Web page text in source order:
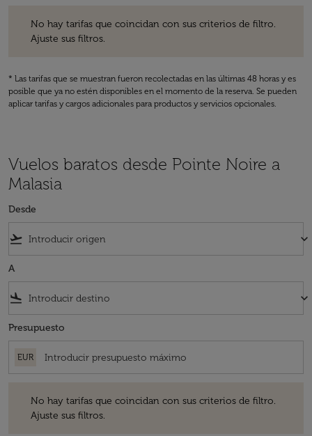
No hay tarifas que coincidan con sus criterios de filtro.
Ajuste sus filtros.
* Las tarifas que se muestran fueron recolectadas en las últimas 48 horas y es
posible que ya no estén disponibles en el momento de la reserva. Se pueden
aplicar tarifas y cargos adicionales para productos y servicios opcionales.
Vuelos baratos desde Pointe Noire a
Malasia
Desde
flight_takeoff keyboard_arrow_down
A
flight_land keyboard_arrow_down
Presupuesto
EUR
No hay tarifas que coincidan con sus criterios de filtro.
Ajuste sus filtros.